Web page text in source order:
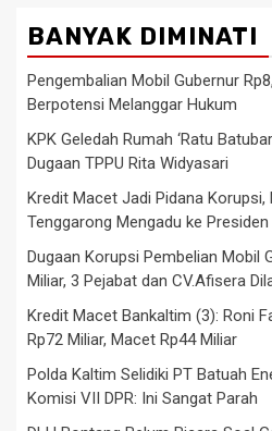
BANYAK DIMINATI
Pengembalian Mobil Gubernur
Berpotensi Melanggar Hukum
KPK Geledah Rumah ‘Ratu
Dugaan TPPU Rita Widyasari
Kredit Macet Jadi Pidana Korupsi,
Tenggarong Mengadu ke Presiden
Dugaan Korupsi Pembelian Mobil
Miliar, 3 Pejabat dan CV.Afisera
Kredit Macet Bankaltim (3): Roni
Rp72 Miliar, Macet Rp44 Miliar
Polda Kaltim Selidiki PT Batuah
Komisi VII DPR: Ini Sangat Parah